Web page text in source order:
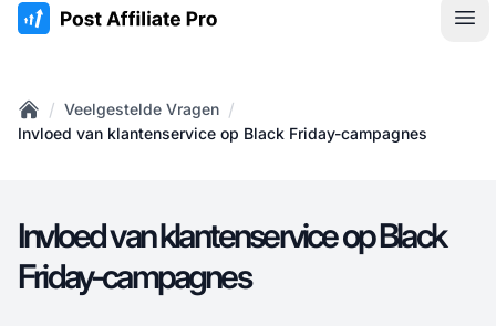
:site.title
Home
/ Veelgestelde Vragen /
Invloed van klantenservice op Black Friday-campagnes
Invloed van klantenservice op Black
Friday-campagnes